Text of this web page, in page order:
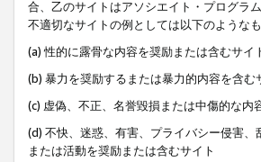
合、乙のサイトはアソシエイト・プログラ
不適切なサイトの例としては以下のような
(a) 性的に露骨な内容を奨励または含むサイ
(b) 暴力を奨励するまたは暴力的内容を含
(c) 虚偽、不正、名誉毀損または中傷的な内
(d) 不快、迷惑、有害、プライバシー侵害
または活動を奨励または含むサイト